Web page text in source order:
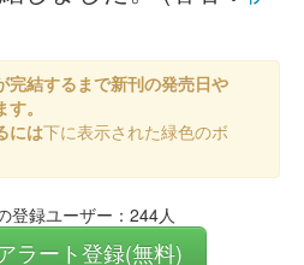
完結するまで新刊の発売日や
。
には下に表示された緑色のボ
登録ユーザー：244人
ラート登録(無料)